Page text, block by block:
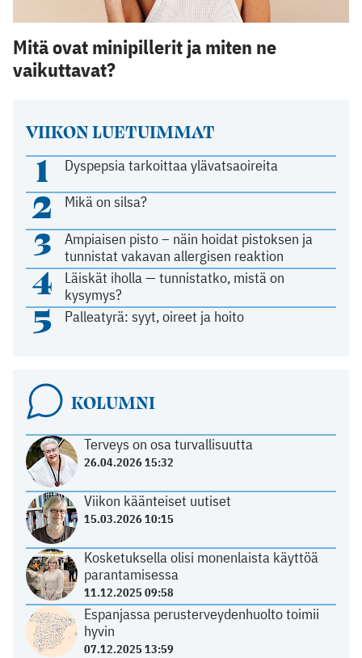
VIIKON LUETUIMMAT
1 Dyspepsia tarkoittaa ylävatsaoireita
2 Mikä on silsa?
3
Ampiaisen pisto – näin hoidat pistoksen ja
tunnistat vakavan allergisen reaktion
4
Läiskät iholla — tunnistatko, mistä on
kysymys?
5 Palleatyrä: syyt, oireet ja hoito
KOLUMNI
Terveys on osa turvallisuutta
26.04.2026 15:32
Viikon käänteiset uutiset
15.03.2026 10:15
Kosketuksella olisi monenlaista käyttöä
parantamisessa
11.12.2025 09:58
Espanjassa perusterveydenhuolto toimii
hyvin
07.12.2025 13:59
Mitä ovat minipillerit ja miten ne
vaikuttavat?